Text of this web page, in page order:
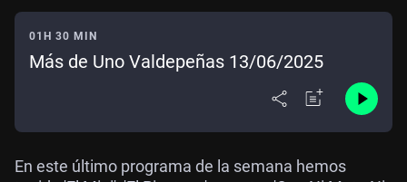
01H 30 MIN
Más de Uno Valdepeñas 13/06/2025
En este último programa de la semana hemos